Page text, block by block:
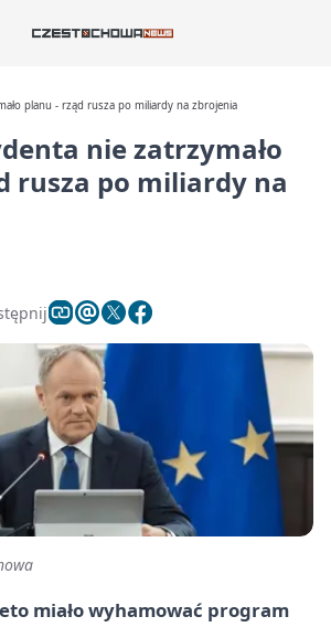
planu - rząd rusza po miliardy na zbrojenia
nie zatrzymało
rusza po miliardy na
miało wyhamować program